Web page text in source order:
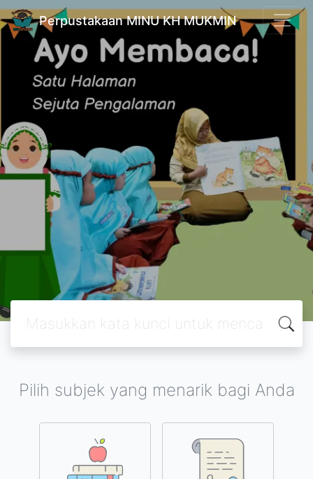
Perpustakaan MINU KH MUKMIN
Pilih subjek yang menarik bagi Anda